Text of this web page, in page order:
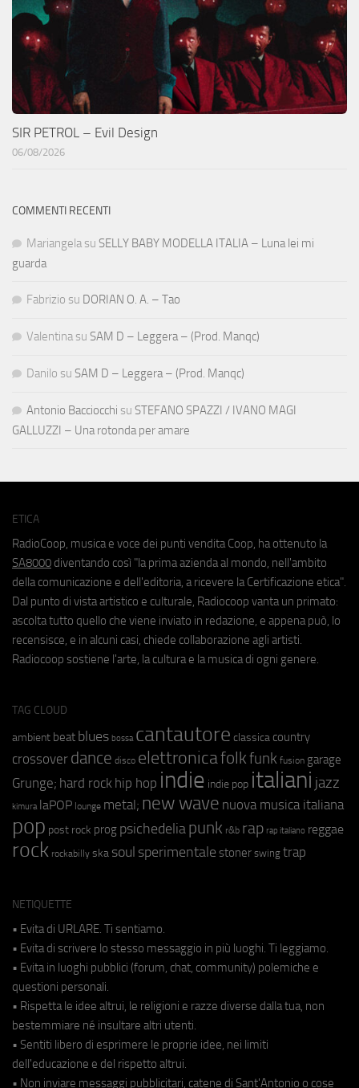
SIR PETROL – Evil Design
06/08/2026
COMMENTI RECENTI
Mariangela su SELLY BABY MODELLA ITALIA – Luna lei mi
guarda
Fabrizio su DORIAN O. A. – Tao
Valentina su SAM D – Leggera – (Prod. Manqc)
Danilo su SAM D – Leggera – (Prod. Manqc)
Antonio Bacciocchi su STEFANO SPAZZI / IVANO MAGI
GALLUZZI – Una rotonda per amare
ETICA
RadioCoop, musica e voce dei punti vendita Coop, ha ottenuto la
SA8000 diventando così "la prima azienda al mondo, nell'ambito
della comunicazione e dell'editoria, a ricevere la Certificazione etica".
Dal punto di vista artistico e culturale, Radiocoop vanta un primato:
ascolta tutto quello che viene inviato in redazione, e appena può, lo
recensisce, e in alcuni casi, chiede collaborazione agli artisti.
Radiocoop sostiene l'arte, la cultura e la musica di ogni genere.
TAG CLOUD
ambient beat blues bossa cantautore classica country
crossover dance disco elettronicafolkfunk fusion garage
Grunge; hard rock hip hop indie indie pop italiani jazz
kimura laPOP lounge metal; new wave nuova musica italiana
pop post rock prog psichedeliapunk r&b rap rap italiano reggae
rock rockabilly ska soul sperimentale stoner swing trap
NETIQUETTE
• Evita di URLARE. Ti sentiamo.
• Evita di scrivere lo stesso messaggio in più luoghi. Ti leggiamo.
• Evita in luoghi pubblici (forum, chat, community) polemiche e
questioni personali.
• Rispetta le idee altrui, le religioni e razze diverse dalla tua, non
bestemmiare né insultare altri utenti.
• Sentiti libero di esprimere le proprie idee, nei limiti
dell'educazione e del rispetto altrui.
• Non inviare messaggi pubblicitari, catene di Sant'Antonio o cose